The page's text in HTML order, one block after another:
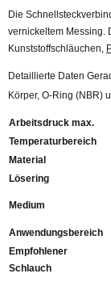
Die
vernickeltem Messing.
Kunststoffschläuchen,
Detaillierte Daten
Körper, O-Ring (NBR)
Arbeitsdruck max.
Temperaturbereich
Material
Lösering
Medium
Anwendungsbereich
Empfohlener